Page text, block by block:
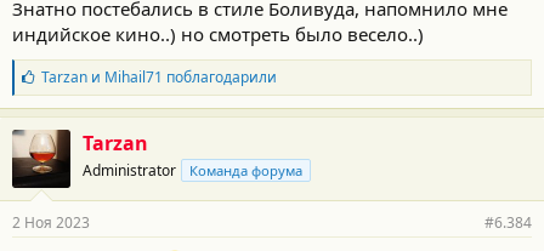
и Гришка-певец, а также беспредельщик Шамрай, который
пойдет на все, чтобы вернуть себе золото, влияние и власть.
Актерский состав бомба))
И сериал огонь)))
Знатно постебались в стиле Боливуда, напомнило мне
индийское кино..) но смотреть было весело..)
Б
л
а
г
о
д
а
н
Tarzanи Mihail71 поблагодарили
Tarzan
Administrator Команда форума
2 Ноя 2023 #6.384